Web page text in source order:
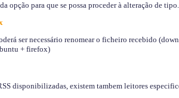
opção para que se possa proceder à alteração de tipo.
ser necessário renomear o ficheiro recebido
+ firefox)
disponibilizadas, existem tambem leitores